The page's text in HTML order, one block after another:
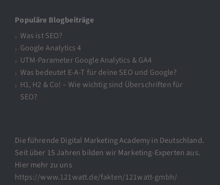
Populäre Blogbeiträge
Was ist SEO?
Google Analytics 4
UTM-Parameter Google Analytics & GA4
Was bedeutet E-A-T für deine SEO und Google?
H1, H2 & Co! – Wie wichtig sind Überschriften für
SEO?
Die führende Digital Marketing Academy in Deutschland.
Seit über 15 Jahren bilden wir Marketing-Experten aus.
Hier mehr zu uns
https://www.121watt.de/fakten/121watt-gmbh/